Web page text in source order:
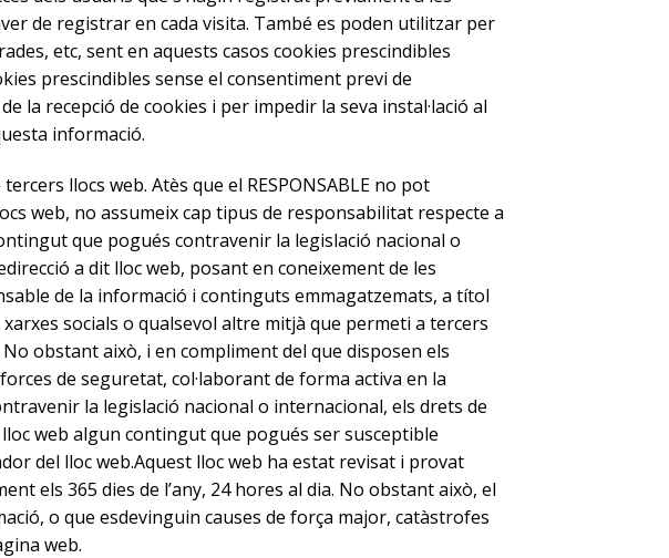
de registrar en cada visita. També es poden utilitzar per
etc, sent en aquests casos cookies prescindibles
prescindibles sense el consentiment previ de
la recepció de cookies i per impedir la seva instal·lació al
informació.
llocs web. Atès que el RESPONSABLE no pot
web, no assumeix cap tipus de responsabilitat respecte a
que pogués contravenir la legislació nacional o
a dit lloc web, posant en coneixement de les
de la informació i continguts emmagatzemats, a títol
socials o qualsevol altre mitjà que permeti a tercers
obstant això, i en compliment del que disposen els
de seguretat, col·laborant de forma activa en la
la legislació nacional o internacional, els drets de
web algun contingut que pogués ser susceptible
del lloc web.Aquest lloc web ha estat revisat i provat
els 365 dies de l’any, 24 hores al dia. No obstant això, el
o que esdevinguin causes de força major, catàstrofes
web.